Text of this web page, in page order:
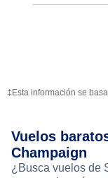
‡Esta información se
Vuelos
Champaign
¿Busca vuelos de